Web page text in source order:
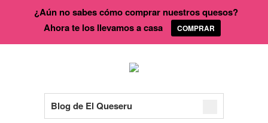
Blog de El Queseru
¿Aún no sabes cómo comprar nuestros quesos?
Ahora te los llevamos a casa
COMPRAR